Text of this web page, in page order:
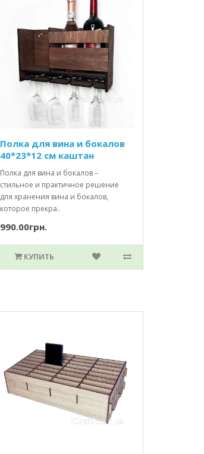
Полка для вина и бокалов
40*23*12 см каштан
Полка для вина и бокалов –
стильное и практичное решение
для хранения вина и бокалов,
которое прекра..
990.00грн.
КУПИТЬ